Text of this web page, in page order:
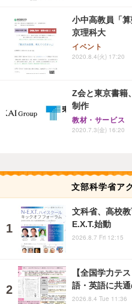
小中高教員「
京理科大
イベント
2020.8.4(火) 17:20
Z会と東京書籍
制作
教材・サービス
2020.7.3(金) 16:20
文部科学省ア
文科省、高校
E.X.T.始動
2026.8.7 Fri 12:15
【全国学力テ
語・英語に共通
2026.8.4 Tue 11:36